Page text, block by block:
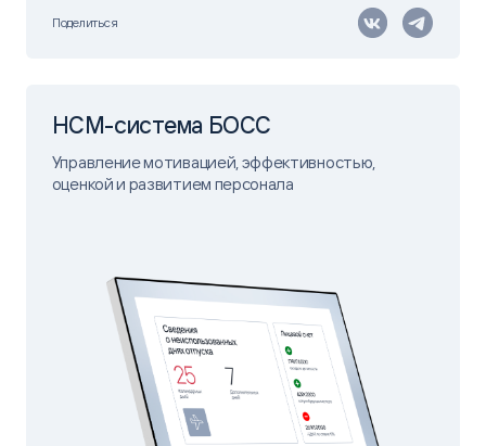
Поделиться
HCM-система БОСС
Управление мотивацией, эффективностью,
оценкой и развитием персонала